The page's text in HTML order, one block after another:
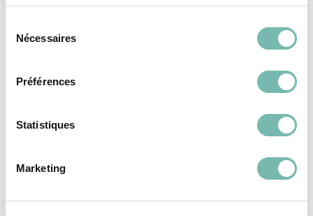
Nécessaires
Préférences
Statistiques
Marketing
Hauts
LES PETITS RIENS ASBL
Zébrée Essentiel
LES PETITS RIENS ASBL